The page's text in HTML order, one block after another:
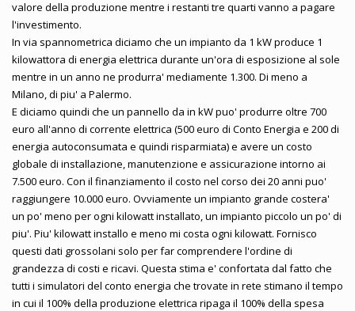
valore della produzione mentre i restanti tre quarti vanno a pagare
l'investimento.
In via spannometrica diciamo che un impianto da 1 kW produce 1
kilowattora di energia elettrica durante un'ora di esposizione al sole
mentre in un anno ne produrra' mediamente 1.300. Di meno a
Milano, di piu' a Palermo.
E diciamo quindi che un pannello da in kW puo' produrre oltre 700
euro all'anno di corrente elettrica (500 euro di Conto Energia e 200 di
energia autoconsumata e quindi risparmiata) e avere un costo
globale di installazione, manutenzione e assicurazione intorno ai
7.500 euro. Con il finanziamento il costo nel corso dei 20 anni puo'
raggiungere 10.000 euro. Ovviamente un impianto grande costera'
un po' meno per ogni kilowatt installato, un impianto piccolo un po' di
piu'. Piu' kilowatt installo e meno mi costa ogni kilowatt. Fornisco
questi dati grossolani solo per far comprendere l'ordine di
grandezza di costi e ricavi. Questa stima e' confortata dal fatto che
tutti i simulatori del conto energia che trovate in rete stimano il tempo
in cui il 100% della produzione elettrica ripaga il 100% della spesa